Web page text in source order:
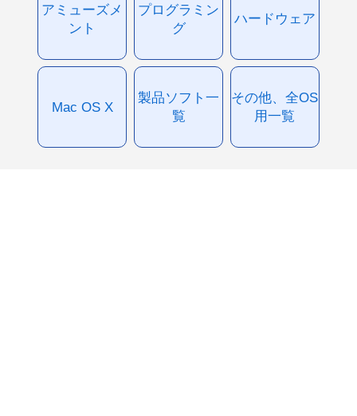
アミューズメ
ント
プログラミン
グ
ハードウェア
Mac OS X
製品ソフト一
覧
その他、全OS
用一覧